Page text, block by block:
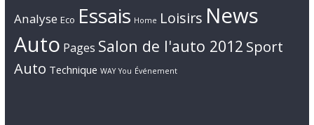
Analyse Eco Essais Home Loisirs News
Auto Pages Salon de l'auto 2012 Sport
Auto Technique WAY You Événement